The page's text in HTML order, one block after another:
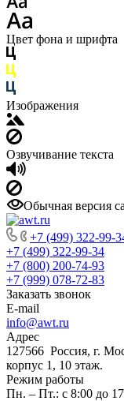
Цвет фона и шрифта
Изображения
Озвучивание текста
Обычная версия
+7 (499) 322-99-
+7 (499) 322-99-34
+7 (800) 200-74-93
+7 (999) 078-72-83
Заказать звонок
E-mail
info@awt.ru
Адрес
127566 Россия, г.
корпус 1, 10 этаж.
Режим работы
Пн. – Пт.: с 8:00 до